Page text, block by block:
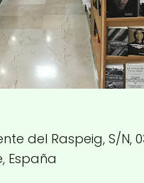
del Raspeig, S/N,
España